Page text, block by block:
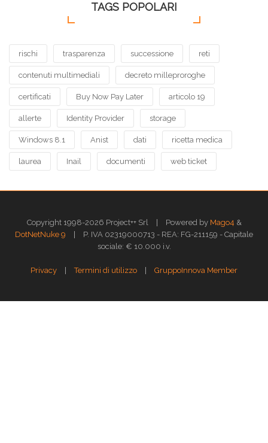
TAGS POPOLARI
rischi trasparenza successione reti
contenuti multimediali decreto milleproroghe
certificati Buy Now Pay Later articolo 19
allerte Identity Provider storage
Windows 8.1 Anist dati ricetta medica
laurea Inail documenti web ticket
Copyright 1998-2026 Project++ Srl | Powered by Mago4 &
DotNetNuke 9
|
P. IVA 02319000713 - REA: FG-211159 - Capitale
sociale: € 10.000 i.v.
Privacy | Termini di utilizzo | GruppoInnova Member